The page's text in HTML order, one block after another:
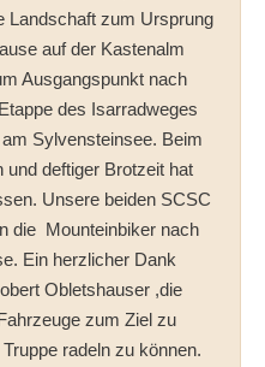
Landschaft zum Ursprung
auf der Kastenalm
Ausgangspunkt nach
des Isarradweges
Sylvensteinsee. Beim
deftiger Brotzeit hat
Unsere beiden SCSC
die Mounteinbiker nach
Ein herzlicher Dank
Obletshauser ,die
zum Ziel zu
radeln zu können.